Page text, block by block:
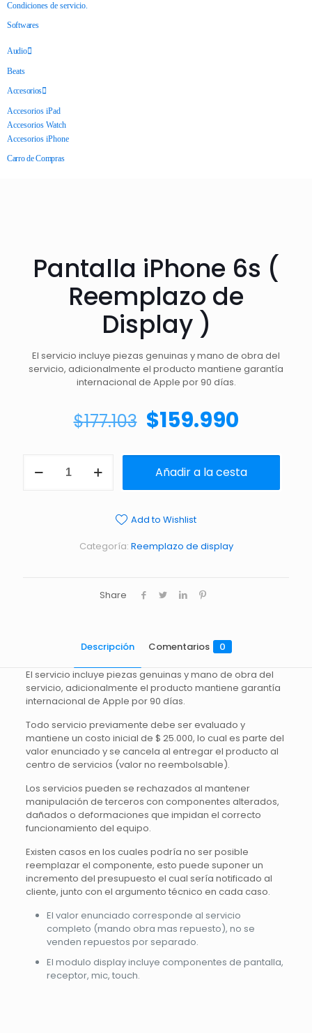
Condiciones de servicio.
Softwares
Audio
Beats
Accesorios
Accesorios iPad
Accesorios Watch
Accesorios iPhone
Carro de Compras
Pantalla iPhone 6s (
Reemplazo de
Display )
El servicio incluye piezas genuinas y mano de obra del
servicio, adicionalmente el producto mantiene garantía
internacional de Apple por 90 días.
$177.103 $159.990
Añadir a la cesta
Add to Wishlist
Categoría: Reemplazo de display
Share
Descripción Comentarios 0
El servicio incluye piezas genuinas y mano de obra del
servicio, adicionalmente el producto mantiene garantía
internacional de Apple por 90 días.
Todo servicio previamente debe ser evaluado y
mantiene un costo inicial de $ 25.000, lo cual es parte del
valor enunciado y se cancela al entregar el producto al
centro de servicios (valor no reembolsable).
Los servicios pueden se rechazados al mantener
manipulación de terceros con componentes alterados,
dañados o deformaciones que impidan el correcto
funcionamiento del equipo.
Existen casos en los cuales podría no ser posible
reemplazar el componente, esto puede suponer un
incremento del presupuesto el cual sería notificado al
cliente, junto con el argumento técnico en cada caso.
El valor enunciado corresponde al servicio
completo (mando obra mas repuesto), no se
venden repuestos por separado.
El modulo display incluye componentes de pantalla,
receptor, mic, touch.